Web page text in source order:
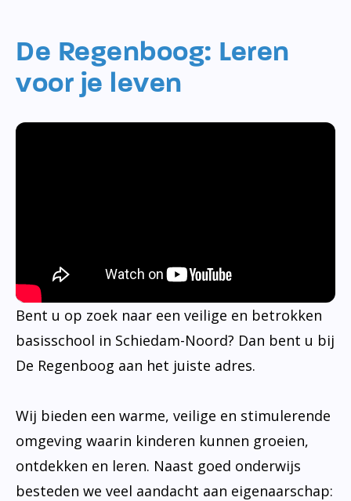
De Regenboog: Leren
voor je leven
Bent u op zoek naar een veilige en betrokken
basisschool in Schiedam-Noord? Dan bent u bij
De Regenboog aan het juiste adres.
Wij bieden een warme, veilige en stimulerende
omgeving waarin kinderen kunnen groeien,
ontdekken en leren. Naast goed onderwijs
besteden we veel aandacht aan eigenaarschap: